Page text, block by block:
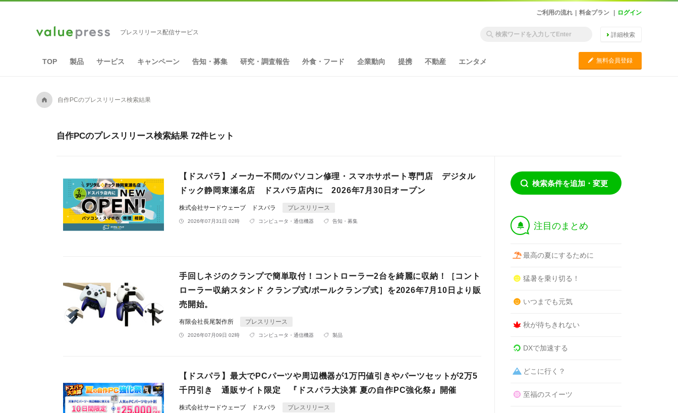
ご利用の流れ 料金プラン ログイン
プレスリリース配信サービス 詳細検索
TOP 製品 サービス キャンペーン 告知・募集 研究・調査報告 外食・フード 企業動向 提携 不動産 エンタメ C 無料会員登録
A 自作PCのプレスリリース検索結果
自作PCのプレスリリース検索結果 72件ヒット
【ドスパラ】メーカー不問のパソコン修理・スマホサポート専門店 デジタル
ドック静岡東瀬名店 ドスパラ店内に 2026年7月30日オープン
株式会社サードウェーブ ドスパラ プレスリリース
2026年07月31日 02時 コンピュータ・通信機器 告知・募集
手回しネジのクランプで簡単取付！コントローラー2台を綺麗に収納！［コント
ローラー収納スタンド クランプ式/ポールクランプ式］を2026年7月10日より販
売開始。
有限会社長尾製作所 プレスリリース
2026年07月09日 02時 コンピュータ・通信機器 製品
【ドスパラ】最大でPCパーツや周辺機器が1万円値引きやパーツセットが2万5
千円引き 通販サイト限定 『ドスパラ大決算 夏の自作PC強化祭』開催
株式会社サードウェーブ ドスパラ プレスリリース
検索条件を追加・変更
† 注目のまとめ
最高の夏にするために
猛暑を乗り切る！
いつまでも元気
秋が待ちきれない
DXで加速する
どこに行く？
至福のスイーツ